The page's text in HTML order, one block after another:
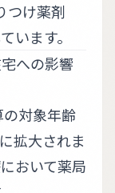
つけ薬剤
います。
への影響
対象年齢
に拡大されま
おいて薬局